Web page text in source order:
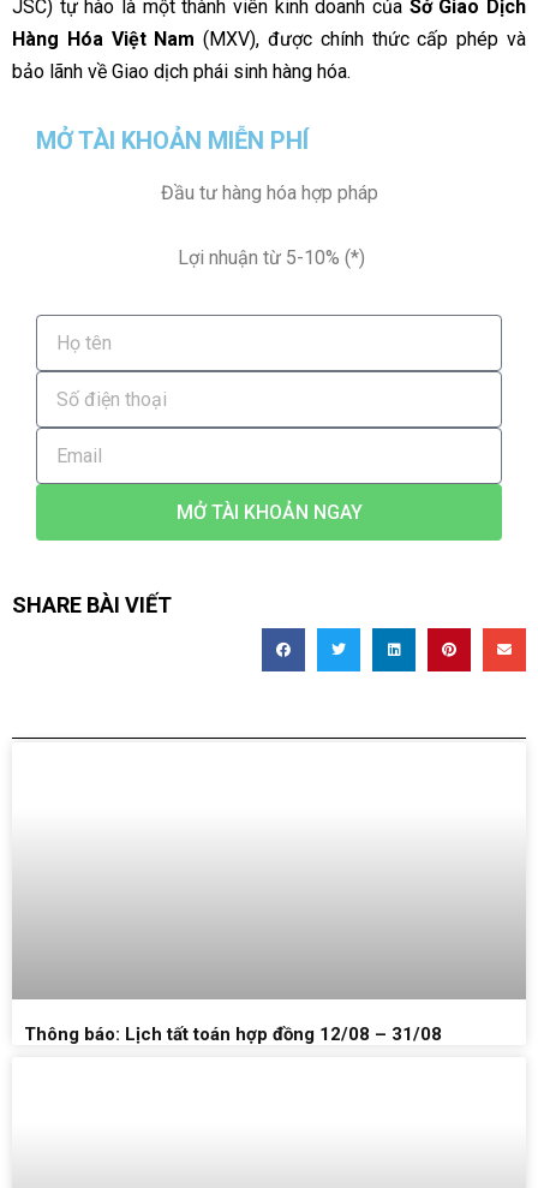
JSC) tự hào là một thành viên kinh doanh của Sở Giao Dịch
Hàng Hóa Việt Nam (MXV), được chính thức cấp phép và
bảo lãnh về Giao dịch phái sinh hàng hóa.
MỞ TÀI KHOẢN MIỄN PHÍ
Đầu tư hàng hóa hợp pháp
Lợi nhuận từ 5-10% (*)
MỞ TÀI KHOẢN NGAY
SHARE BÀI VIẾT
Thông báo: Lịch tất toán hợp đồng 12/08 – 31/08